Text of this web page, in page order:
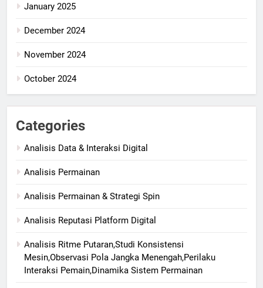
January 2025
December 2024
November 2024
October 2024
Categories
Analisis Data & Interaksi Digital
Analisis Permainan
Analisis Permainan & Strategi Spin
Analisis Reputasi Platform Digital
Analisis Ritme Putaran,Studi Konsistensi
Mesin,Observasi Pola Jangka Menengah,Perilaku
Interaksi Pemain,Dinamika Sistem Permainan